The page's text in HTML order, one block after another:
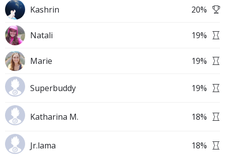
Kashrin 20%
Natali 19%
Marie 19%
Superbuddy 19%
Katharina M. 18%
Jr.lama 18%